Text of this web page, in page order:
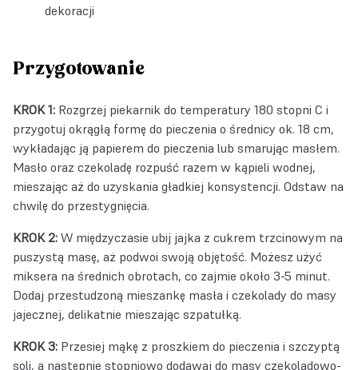
dekoracji
Przygotowanie
KROK 1: Rozgrzej piekarnik do temperatury 180 stopni C i
przygotuj okrągłą formę do pieczenia o średnicy ok. 18 cm,
wykładając ją papierem do pieczenia lub smarując masłem.
Masło oraz czekoladę rozpuść razem w kąpieli wodnej,
mieszając aż do uzyskania gładkiej konsystencji. Odstaw na
chwilę do przestygnięcia.
KROK 2: W międzyczasie ubij jajka z cukrem trzcinowym na
puszystą masę, aż podwoi swoją objętość. Możesz użyć
miksera na średnich obrotach, co zajmie około 3-5 minut.
Dodaj przestudzoną mieszankę masła i czekolady do masy
jajecznej, delikatnie mieszając szpatułką.
KROK 3: Przesiej mąkę z proszkiem do pieczenia i szczyptą
soli, a następnie stopniowo dodawaj do masy czekoladowo-